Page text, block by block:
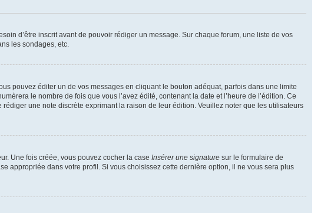
d’être inscrit avant de pouvoir rédiger un message. Sur chaque forum, une liste de vos
les sondages, etc.
pouvez éditer un de vos messages en cliquant le bouton adéquat, parfois dans une limite
le nombre de fois que vous l’avez édité, contenant la date et l’heure de l’édition. Ce
rédiger une note discrète exprimant la raison de leur édition. Veuillez noter que les utilisateurs
Une fois créée, vous pouvez cocher la case Insérer une signature sur le formulaire de
appropriée dans votre profil. Si vous choisissez cette dernière option, il ne vous sera plus